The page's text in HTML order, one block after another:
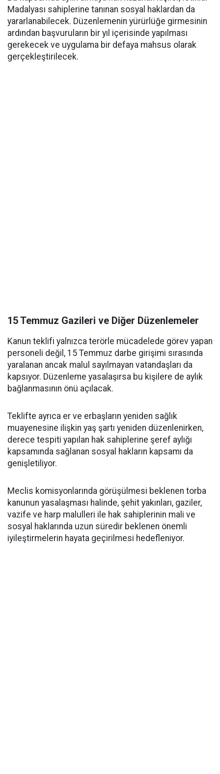
Madalyası sahiplerine tanınan sosyal haklardan da
yararlanabilecek. Düzenlemenin yürürlüğe girmesinin
ardından başvuruların bir yıl içerisinde yapılması
gerekecek ve uygulama bir defaya mahsus olarak
gerçekleştirilecek.
15 Temmuz Gazileri ve Diğer Düzenlemeler
Kanun teklifi yalnızca terörle mücadelede görev yapan
personeli değil, 15 Temmuz darbe girişimi sırasında
yaralanan ancak malul sayılmayan vatandaşları da
kapsıyor. Düzenleme yasalaşırsa bu kişilere de aylık
bağlanmasının önü açılacak.
Teklifte ayrıca er ve erbaşların yeniden sağlık
muayenesine ilişkin yaş şartı yeniden düzenlenirken,
derece tespiti yapılan hak sahiplerine şeref aylığı
kapsamında sağlanan sosyal hakların kapsamı da
genişletiliyor.
Meclis komisyonlarında görüşülmesi beklenen torba
kanunun yasalaşması halinde, şehit yakınları, gaziler,
vazife ve harp malulleri ile hak sahiplerinin mali ve
sosyal haklarında uzun süredir beklenen önemli
iyileştirmelerin hayata geçirilmesi hedefleniyor.